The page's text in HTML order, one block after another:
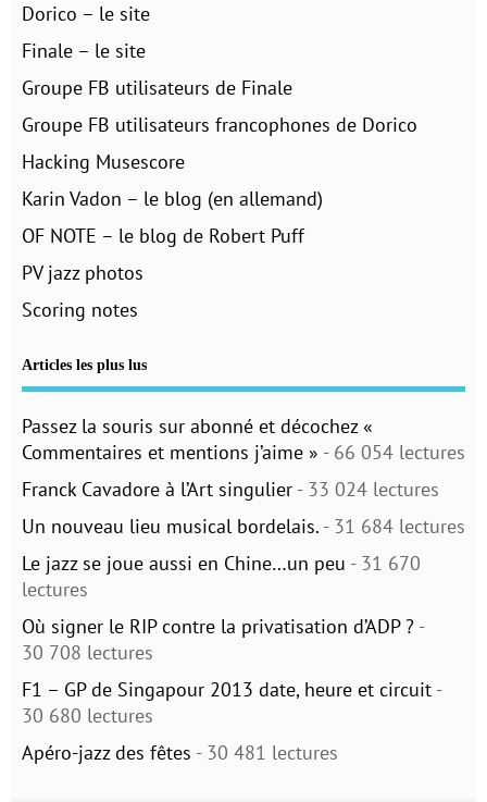
Dorico – le site
Finale – le site
Groupe FB utilisateurs de Finale
Groupe FB utilisateurs francophones de Dorico
Hacking Musescore
Karin Vadon – le blog (en allemand)
OF NOTE – le blog de Robert Puff
PV jazz photos
Scoring notes
Articles les plus lus
Passez la souris sur abonné et décochez «
Commentaires et mentions j’aime » - 66 054 lectures
Franck Cavadore à l’Art singulier - 33 024 lectures
Un nouveau lieu musical bordelais. - 31 684 lectures
Le jazz se joue aussi en Chine…un peu - 31 670
lectures
Où signer le RIP contre la privatisation d’ADP ? -
30 708 lectures
F1 – GP de Singapour 2013 date, heure et circuit -
30 680 lectures
Apéro-jazz des fêtes - 30 481 lectures